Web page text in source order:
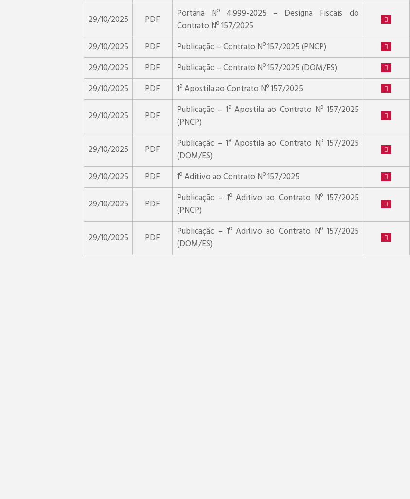
29/10/2025 PDF
Portaria Nº 4.999-2025 – Designa Fiscais do
Contrato Nº 157/2025
29/10/2025
PDF
Publicação – Contrato Nº 157/2025 (PNCP)
29/10/2025
PDF
Publicação – Contrato Nº 157/2025 (DOM/ES)
29/10/2025
PDF 1ª Apostila ao Contrato Nº 157/2025
29/10/2025 PDF
Publicação – 1ª Apostila ao Contrato Nº 157/2025
(PNCP)
29/10/2025 PDF
Publicação – 1ª Apostila ao Contrato Nº 157/2025
(DOM/ES)
29/10/2025
PDF 1º Aditivo ao Contrato Nº 157/2025
29/10/2025 PDF
Publicação – 1º Aditivo ao Contrato Nº 157/2025
(PNCP)
29/10/2025 PDF
Publicação – 1º Aditivo ao Contrato Nº 157/2025
(DOM/ES)